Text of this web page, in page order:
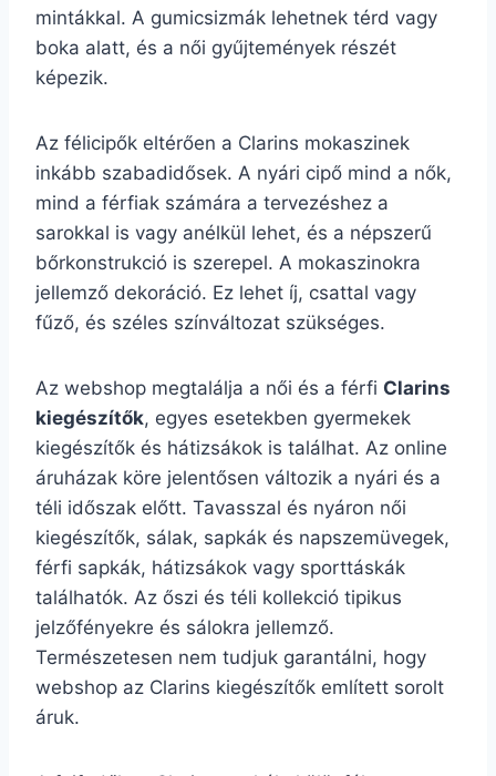
mintákkal. A gumicsizmák lehetnek térd vagy
boka alatt, és a női gyűjtemények részét
képezik.
Az félicipők eltérően a Clarins mokaszinek
inkább szabadidősek. A nyári cipő mind a nők,
mind a férfiak számára a tervezéshez a
sarokkal is vagy anélkül lehet, és a népszerű
bőrkonstrukció is szerepel. A mokaszinokra
jellemző dekoráció. Ez lehet íj, csattal vagy
fűző, és széles színváltozat szükséges.
Az webshop megtalálja a női és a férfi Clarins
kiegészítők, egyes esetekben gyermekek
kiegészítők és hátizsákok is találhat. Az online
áruházak köre jelentősen változik a nyári és a
téli időszak előtt. Tavasszal és nyáron női
kiegészítők, sálak, sapkák és napszemüvegek,
férfi sapkák, hátizsákok vagy sporttáskák
találhatók. Az őszi és téli kollekció tipikus
jelzőfényekre és sálokra jellemző.
Természetesen nem tudjuk garantálni, hogy
webshop az Clarins kiegészítők említett sorolt
áruk.